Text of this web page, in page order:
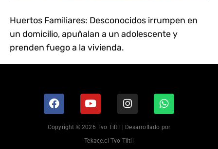
Huertos Familiares: Desconocidos irrumpen en
un domicilio, apuñalan a un adolescente y
prenden fuego a la vivienda.
Copyright © 2026 Tvo Tiltil | Desarrollado por
Tekace.cl Tvo Tiltil